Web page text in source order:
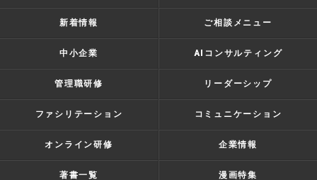
新着情報 ご相談メニュー
中小企業 AIコンサルティング
管理職研修 リーダーシップ
ファシリテーション コミュニケーション
オンライン研修 企業情報
著書一覧 漫画特集